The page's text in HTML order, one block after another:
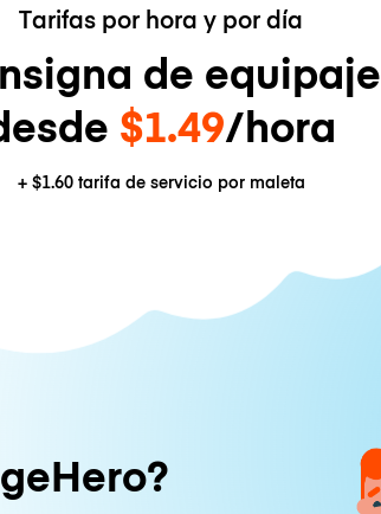
Tarifas por hora y por día
de equipaje
$1.49/hora
+ $1.60tarifa de servicio por maleta